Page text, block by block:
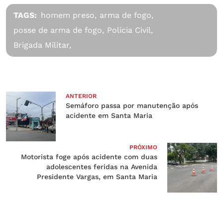
TAGS: homem preso, arma de fogo,
posse de arma de fogo, Polícia Civil,
Brigada Militar,
ANTERIOR
Semáforo passa por manutenção após
acidente em Santa Maria
PRÓXIMO
Motorista foge após acidente com duas
adolescentes feridas na Avenida
Presidente Vargas, em Santa Maria